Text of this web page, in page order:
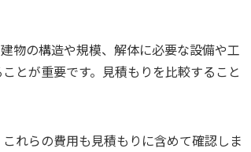
物の構造や規模、解体に必要な設備や工
とが重要です。見積もりを比較すること
れらの費用も見積もりに含めて確認しま